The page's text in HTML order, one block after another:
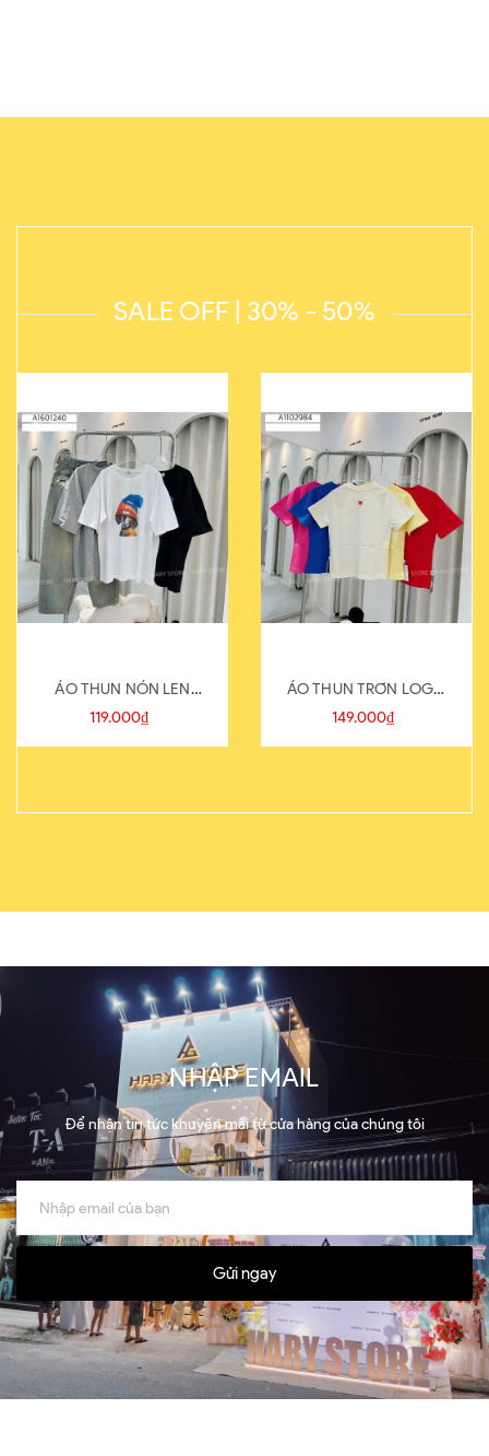
SALE OFF | 30% - 50%
ÁO THUN NÓN LEN
821-1
119.000₫
ÁO THUN TRƠN LOGO
SAU
149.000₫
NHẬP EMAIL
Để nhận tin tức khuyến mãi từ cửa hàng của chúng tôi
Gửi ngay